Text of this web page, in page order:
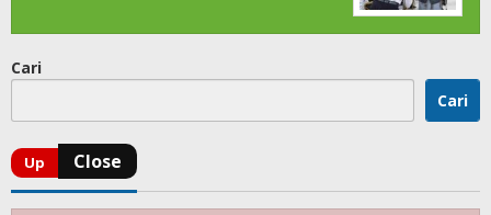
Cari
Cari